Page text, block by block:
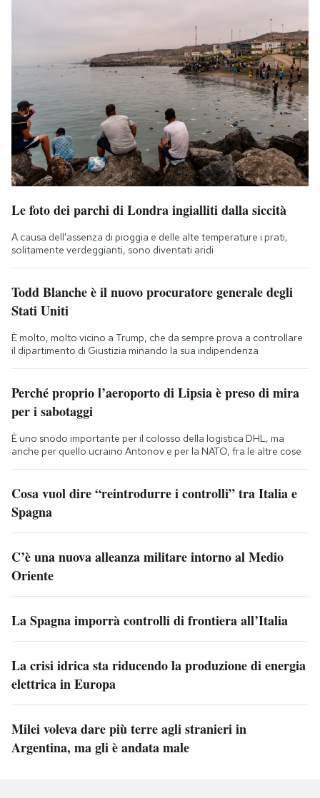
Le foto dei parchi di Londra ingialliti dalla siccità
A causa dell'assenza di pioggia e delle alte temperature i prati,
solitamente verdeggianti, sono diventati aridi
Todd Blanche è il nuovo procuratore generale degli
Stati Uniti
È molto, molto vicino a Trump, che da sempre prova a controllare
il dipartimento di Giustizia minando la sua indipendenza
Perché proprio l’aeroporto di Lipsia è preso di mira
per i sabotaggi
È uno snodo importante per il colosso della logistica DHL, ma
anche per quello ucraino Antonov e per la NATO, fra le altre cose
Cosa vuol dire “reintrodurre i controlli” tra Italia e
Spagna
C’è una nuova alleanza militare intorno al Medio
Oriente
La Spagna imporrà controlli di frontiera all’Italia
La crisi idrica sta riducendo la produzione di energia
elettrica in Europa
Milei voleva dare più terre agli stranieri in
Argentina, ma gli è andata male